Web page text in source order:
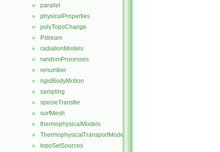
► parallel
► physicalProperties
► polyTopoChange
► Pstream
► radiationModels
► randomProcesses
► renumber
► rigidBodyMotion
► sampling
► specieTransfer
► surfMesh
► thermophysicalModels
► ThermophysicalTransportModels
► topoSetSources